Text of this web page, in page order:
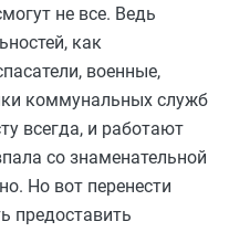
не все. Ведь
как
военные,
коммунальных служб
всегда, и работают
со знаменательной
Но вот перенести
предоставить